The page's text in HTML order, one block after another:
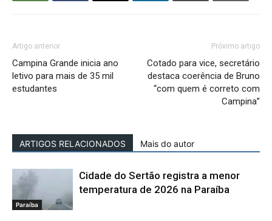
Artigo anterior
Campina Grande inicia ano
letivo para mais de 35 mil
estudantes
Próximo artigo
Cotado para vice, secretário
destaca coerência de Bruno
“com quem é correto com
Campina”
ARTIGOS RELACIONADOS Mais do autor
Paraíba
Cidade do Sertão registra a menor
temperatura de 2026 na Paraíba